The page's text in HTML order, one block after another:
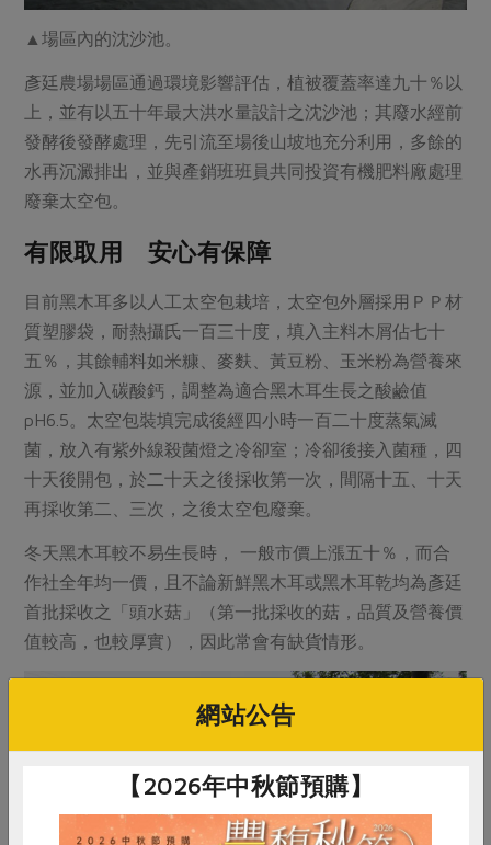
▲場區內的沈沙池。
彥廷農場場區通過環境影響評估，植被覆蓋率達九十％以
上，並有以五十年最大洪水量設計之沈沙池；其廢水經前
發酵後發酵處理，先引流至場後山坡地充分利用，多餘的
水再沉澱排出，並與產銷班班員共同投資有機肥料廠處理
廢棄太空包。
有限取用 安心有保障
目前黑木耳多以人工太空包栽培，太空包外層採用ＰＰ材
質塑膠袋，耐熱攝氏一百三十度，填入主料木屑佔七十
五％，其餘輔料如米糠、麥麩、黃豆粉、玉米粉為營養來
源，並加入碳酸鈣，調整為適合黑木耳生長之酸鹼值
pH6.5。太空包裝填完成後經四小時一百二十度蒸氣滅
菌，放入有紫外線殺菌燈之冷卻室；冷卻後接入菌種，四
十天後開包，於二十天之後採收第一次，間隔十五、十天
再採收第二、三次，之後太空包廢棄。
冬天黑木耳較不易生長時， 一般市價上漲五十％，而合
作社全年均一價，且不論新鮮黑木耳或黑木耳乾均為彥廷
首批採收之「頭水菇」（第一批採收的菇，品質及營養價
值較高，也較厚實），因此常會有缺貨情形。
網站公告
【2026年中秋節預購】